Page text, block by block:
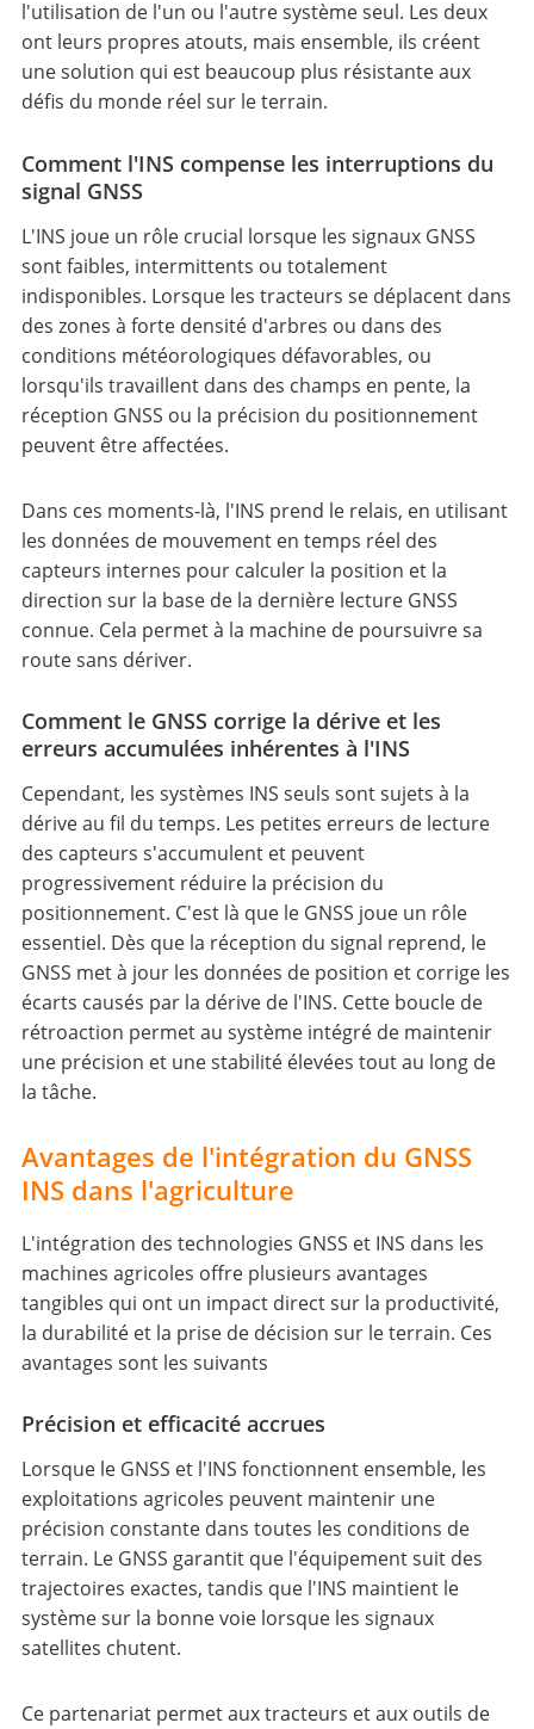
l'utilisation de l'un ou l'autre système seul. Les deux
ont leurs propres atouts, mais ensemble, ils créent
une solution qui est beaucoup plus résistante aux
défis du monde réel sur le terrain.
Comment l'INS compense les interruptions du
signal GNSS
L'INS joue un rôle crucial lorsque les signaux GNSS
sont faibles, intermittents ou totalement
indisponibles. Lorsque les tracteurs se déplacent dans
des zones à forte densité d'arbres ou dans des
conditions météorologiques défavorables, ou
lorsqu'ils travaillent dans des champs en pente, la
réception GNSS ou la précision du positionnement
peuvent être affectées.
Dans ces moments-là, l'INS prend le relais, en utilisant
les données de mouvement en temps réel des
capteurs internes pour calculer la position et la
direction sur la base de la dernière lecture GNSS
connue. Cela permet à la machine de poursuivre sa
route sans dériver.
Comment le GNSS corrige la dérive et les
erreurs accumulées inhérentes à l'INS
Cependant, les systèmes INS seuls sont sujets à la
dérive au fil du temps. Les petites erreurs de lecture
des capteurs s'accumulent et peuvent
progressivement réduire la précision du
positionnement. C'est là que le GNSS joue un rôle
essentiel. Dès que la réception du signal reprend, le
GNSS met à jour les données de position et corrige les
écarts causés par la dérive de l'INS. Cette boucle de
rétroaction permet au système intégré de maintenir
une précision et une stabilité élevées tout au long de
la tâche.
Avantages de l'intégration du GNSS
INS dans l'agriculture
L'intégration des technologies GNSS et INS dans les
machines agricoles offre plusieurs avantages
tangibles qui ont un impact direct sur la productivité,
la durabilité et la prise de décision sur le terrain. Ces
avantages sont les suivants
Précision et efficacité accrues
Lorsque le GNSS et l'INS fonctionnent ensemble, les
exploitations agricoles peuvent maintenir une
précision constante dans toutes les conditions de
terrain. Le GNSS garantit que l'équipement suit des
trajectoires exactes, tandis que l'INS maintient le
système sur la bonne voie lorsque les signaux
satellites chutent.
Ce partenariat permet aux tracteurs et aux outils de